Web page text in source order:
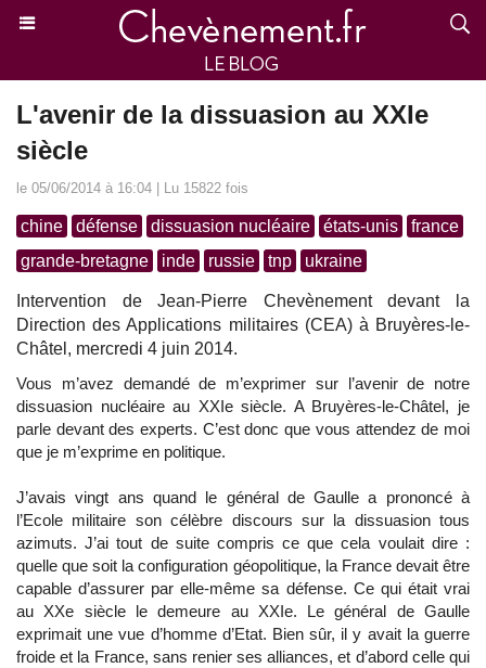
L'avenir de la dissuasion au XXIe
siècle
le 05/06/2014 à 16:04 | Lu 15822 fois
chine défense dissuasion nucléaire états-unis
france
grande-bretagne
inde russie tnp ukraine
Intervention de Jean-Pierre Chevènement devant la
Direction des Applications militaires (CEA) à Bruyères-le-
Châtel, mercredi 4 juin 2014.
Vous m’avez demandé de m’exprimer sur l’avenir de notre
dissuasion nucléaire au XXIe siècle. A Bruyères-le-Châtel, je
parle devant des experts. C’est donc que vous attendez de moi
que je m’exprime en politique.
J’avais vingt ans quand le général de Gaulle a prononcé à
l’Ecole militaire son célèbre discours sur la dissuasion tous
azimuts. J’ai tout de suite compris ce que cela voulait dire :
quelle que soit la configuration géopolitique, la France devait être
capable d’assurer par elle-même sa défense. Ce qui était vrai
au XXe siècle le demeure au XXIe. Le général de Gaulle
exprimait une vue d’homme d’Etat. Bien sûr, il y avait la guerre
froide et la France, sans renier ses alliances, et d’abord celle qui